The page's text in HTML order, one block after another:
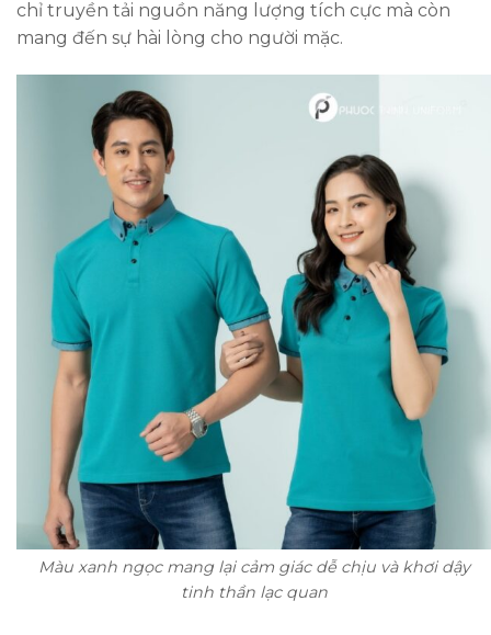
chỉ truyền tải nguồn năng lượng tích cực mà còn
mang đến sự hài lòng cho người mặc.
Màu xanh ngọc mang lại cảm giác dễ chịu và khơi dậy
tinh thần lạc quan